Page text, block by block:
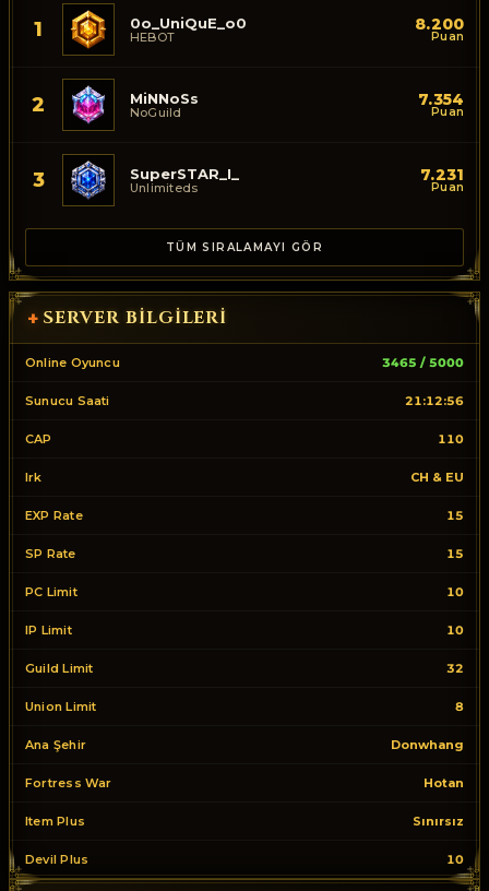
1 0o_UniQuE_o0
HEBOT
8.200
Puan
2 MiNNoSs
NoGuild
7.354
Puan
3 SuperSTAR_I_
Unlimiteds
7.231
Puan
TÜM SIRALAMAYI GÖR
+ SERVER BILGILERI
Online Oyuncu 3465 / 5000
Sunucu Saati 21:12:56
CAP 110
Irk CH & EU
EXP Rate 15
SP Rate 15
PC Limit 10
IP Limit 10
Guild Limit 32
Union Limit 8
Ana Şehir Donwhang
Fortress War Hotan
Item Plus Sınırsız
Devil Plus 10